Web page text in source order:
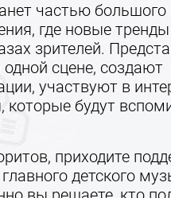
частью большого
где новые тренды
зрителей.
сцене, создают
участвуют в
будут
приходите
детского